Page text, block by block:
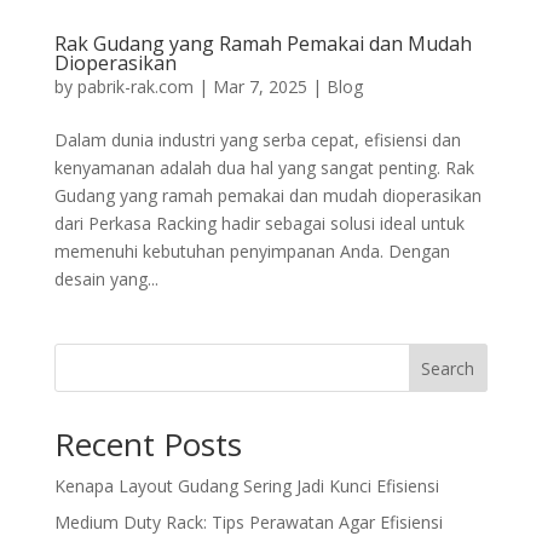
Rak Gudang yang Ramah Pemakai dan Mudah
Dioperasikan
by pabrik-rak.com | Mar 7, 2025 | Blog
Dalam dunia industri yang serba cepat, efisiensi dan
kenyamanan adalah dua hal yang sangat penting. Rak
Gudang yang ramah pemakai dan mudah dioperasikan
dari Perkasa Racking hadir sebagai solusi ideal untuk
memenuhi kebutuhan penyimpanan Anda. Dengan
desain yang...
Search
Recent Posts
Kenapa Layout Gudang Sering Jadi Kunci Efisiensi
Medium Duty Rack: Tips Perawatan Agar Efisiensi